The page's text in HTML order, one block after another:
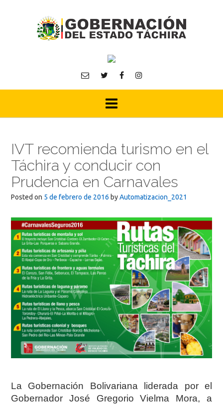
IVT recomienda turismo en el
Táchira y conducir con
Prudencia en Carnavales
Posted on 5 de febrero de 2016 byAutomatizacion_2021
La Gobernación Bolivariana liderada por el
Gobernador José Gregorio Vielma Mora, a